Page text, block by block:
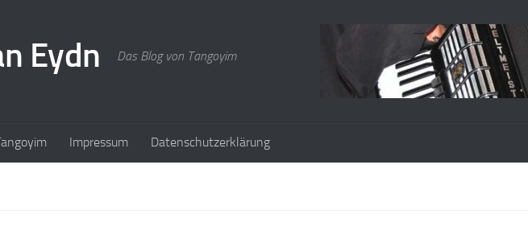
Eydn Das Blog von Tangoyim
Impressum Datenschutzerklärung